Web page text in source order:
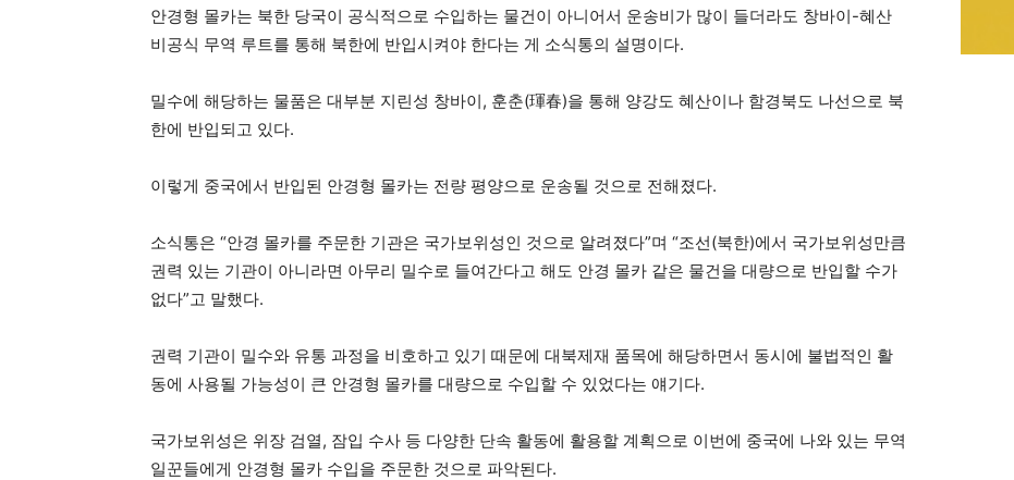
안경형 몰카는 북한 당국이 공식적으로 수입하는 물건이 아니어서 운송비가 많이 들더라도 창바이-혜산
비공식 무역 루트를 통해 북한에 반입시켜야 한다는 게 소식통의 설명이다.
밀수에 해당하는 물품은 대부분 지린성 창바이, 훈춘(琿春)을 통해 양강도 혜산이나 함경북도 나선으로 북
한에 반입되고 있다.
이렇게 중국에서 반입된 안경형 몰카는 전량 평양으로 운송될 것으로 전해졌다.
소식통은 “안경 몰카를 주문한 기관은 국가보위성인 것으로 알려졌다”며 “조선(북한)에서 국가보위성만큼
권력 있는 기관이 아니라면 아무리 밀수로 들여간다고 해도 안경 몰카 같은 물건을 대량으로 반입할 수가
없다”고 말했다.
권력 기관이 밀수와 유통 과정을 비호하고 있기 때문에 대북제재 품목에 해당하면서 동시에 불법적인 활
동에 사용될 가능성이 큰 안경형 몰카를 대량으로 수입할 수 있었다는 얘기다.
국가보위성은 위장 검열, 잠입 수사 등 다양한 단속 활동에 활용할 계획으로 이번에 중국에 나와 있는 무역
일꾼들에게 안경형 몰카 수입을 주문한 것으로 파악된다.